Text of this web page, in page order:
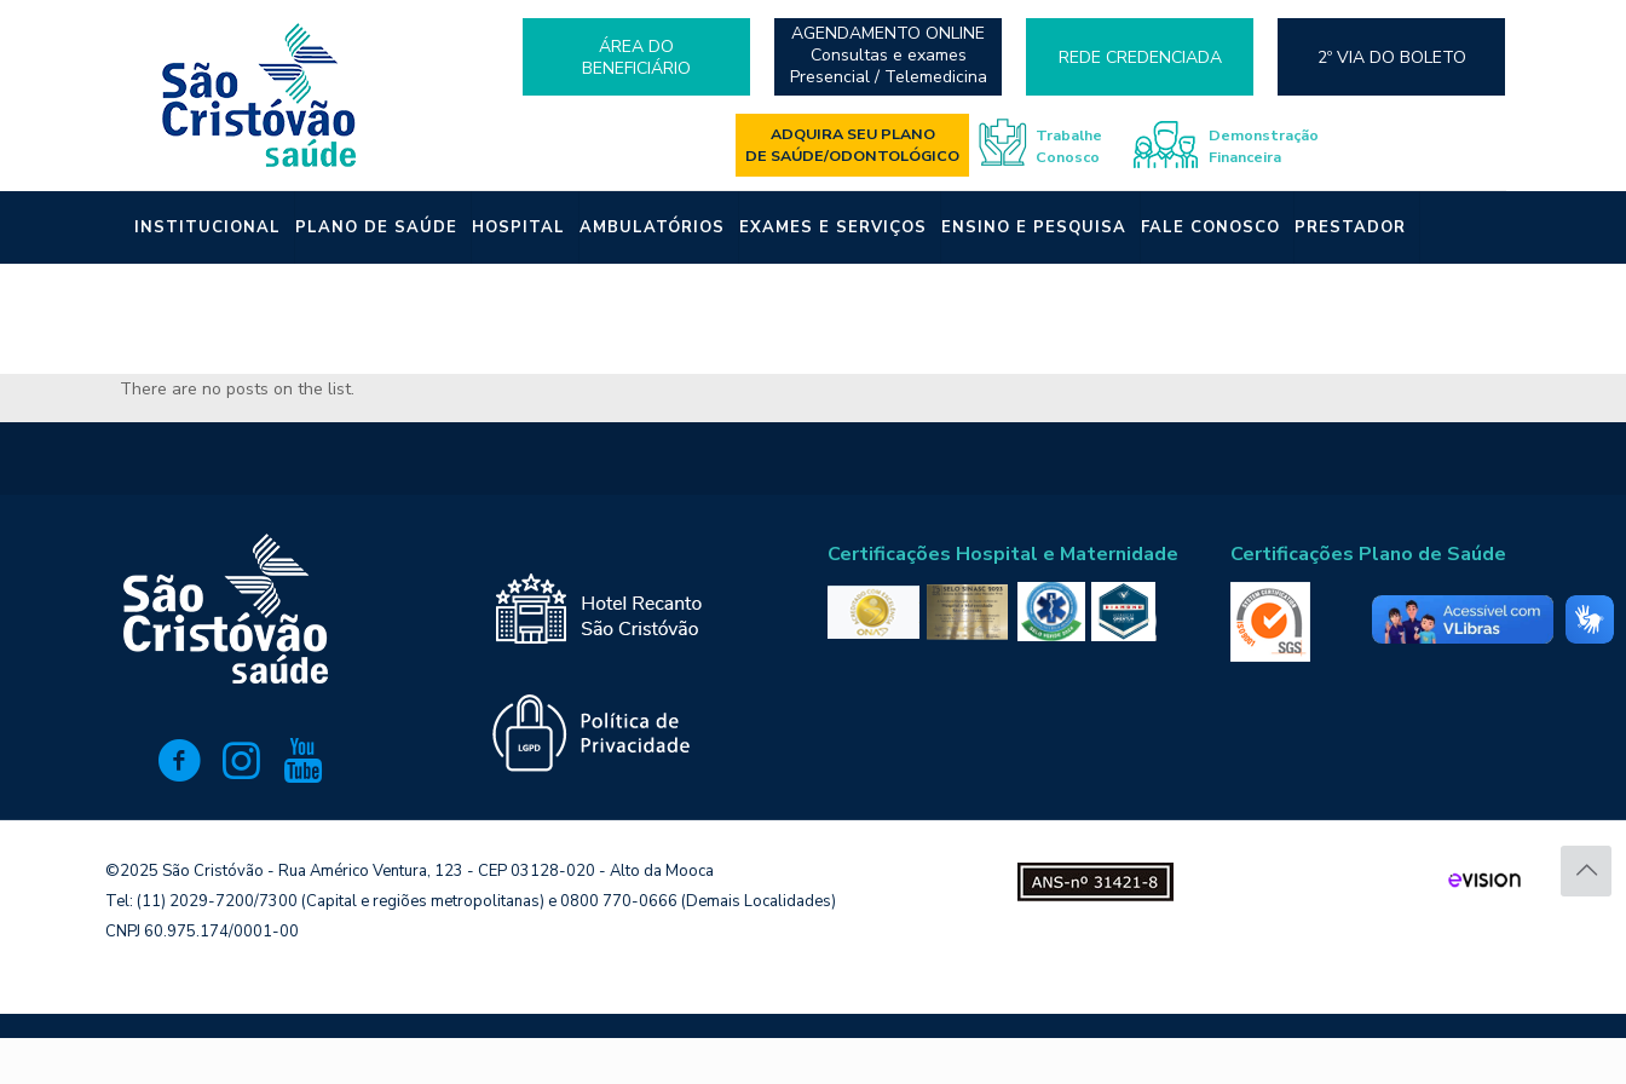
ÁREA DO
BENEFICIÁRIO
AGENDAMENTO ONLINE
Consultas e exames
Presencial / Telemedicina
REDE CREDENCIADA 2º VIA DO BOLETO
ADQUIRA SEU PLANO
DE SAÚDE/ODONTOLÓGICO
Trabalhe
Conosco
Demonstração
Financeira
INSTITUCIONAL PLANO DE SAÚDE HOSPITAL AMBULATÓRIOS EXAMES E SERVIÇOS ENSINO E PESQUISA FALE CONOSCO PRESTADOR
There are no posts on the list.
Certificações Hospital e Maternidade Certificações Plano de Saúde
©2025 São Cristóvão - Rua Américo Ventura, 123 - CEP 03128-020 - Alto da Mooca
Tel: (11) 2029-7200/7300 (Capital e regiões metropolitanas) e 0800 770-0666 (Demais Localidades)
CNPJ 60.975.174/0001-00